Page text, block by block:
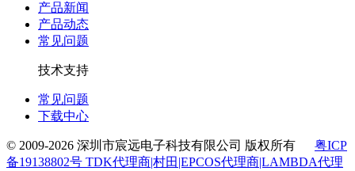
产品新闻
产品动态
常见问题
技术支持
常见问题
下载中心
© 2009-2026 深圳市宸远电子科技有限公司 版权所有 粤ICP
备19138802号 TDK代理商|村田|EPCOS代理商|LAMBDA代理